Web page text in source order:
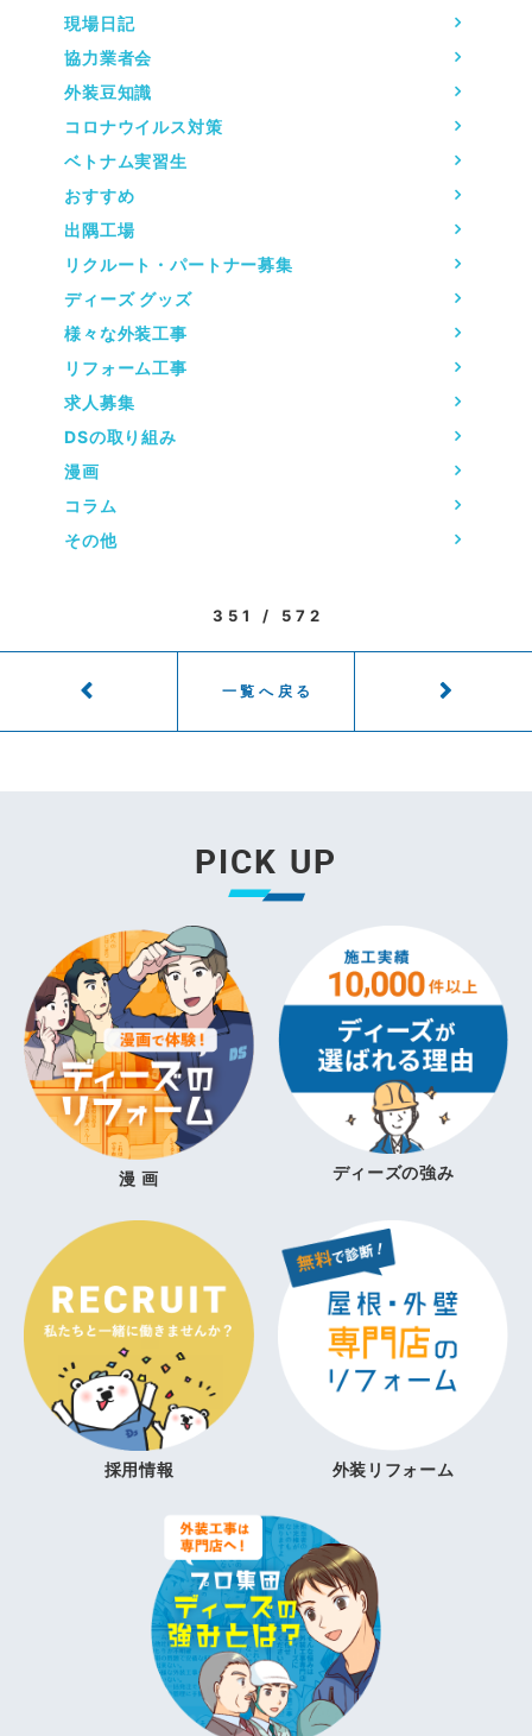
現場日記
協力業者会
外装豆知識
コロナウイルス対策
ベトナム実習生
おすすめ
出隅工場
リクルート・パートナー募集
ディーズ グッズ
様々な外装工事
リフォーム工事
求人募集
DSの取り組み
漫画
コラム
その他
351 / 572
一覧へ戻る
PICK UP
漫 画 ディーズの強み
採用情報 外装リフォーム